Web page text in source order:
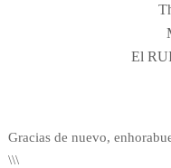
El
Gracias de nuevo,
\\\